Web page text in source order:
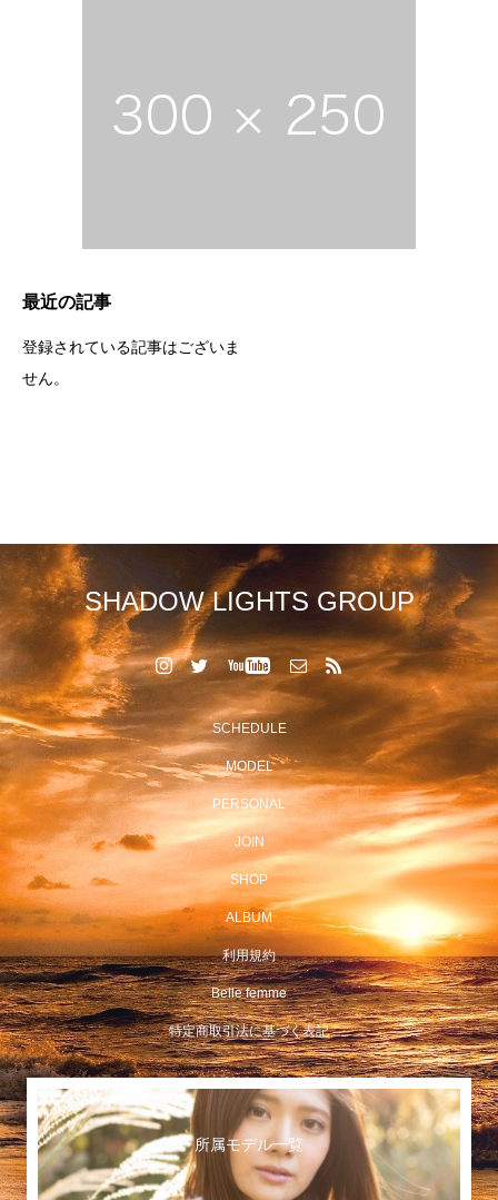
最近の記事
登録されている記事はございま
せん。
SHADOW LIGHTS GROUP
SCHEDULE
MODEL
PERSONAL
JOIN
SHOP
ALBUM
利用規約
Belle femme
特定商取引法に基づく表記
所属モデル一覧